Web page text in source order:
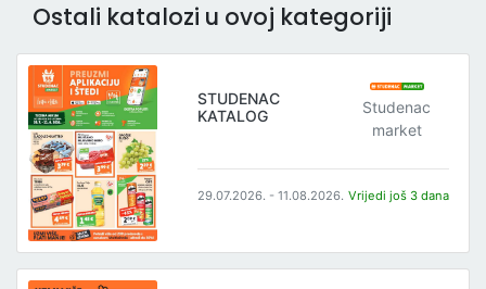
Ostali katalozi u ovoj kategoriji
STUDENAC
KATALOG
Studenac
market
29.07.2026. - 11.08.2026. Vrijedi još 3 dana